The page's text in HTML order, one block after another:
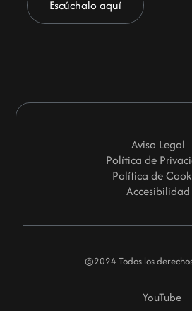
Escúchalo aquí
Aviso Legal
Política de
Política de
Accesibilidad
©2024 Todos los
YouTube